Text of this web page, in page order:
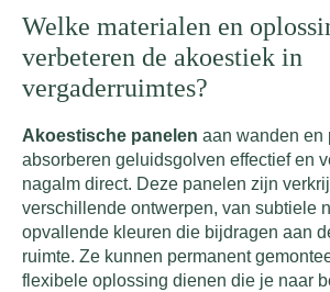
Welke materialen en
verbeteren de akoestiek in
vergaderruimtes?
Akoestische panelen aan wanden en
absorberen geluidsgolven effectief en
nagalm direct. Deze panelen zijn
verschillende ontwerpen, van subtiele
opvallende kleuren die bijdragen aan
ruimte. Ze kunnen permanent
flexibele oplossing dienen die je naar